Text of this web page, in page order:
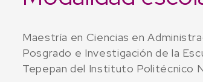
Maestría en Ciencias en
Posgrado e Investigación de la
Tepepan del Instituto Politécnico